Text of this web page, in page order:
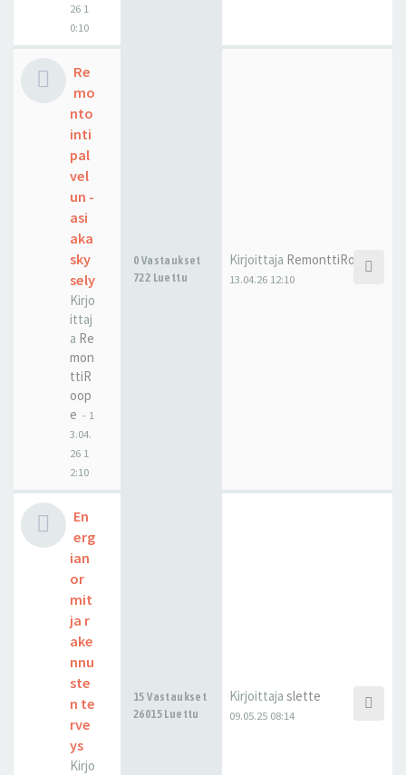
26 1
0:10
Re
mo
nto
inti
pal
vel
un -
asi
aka
sky
sely
Kirjo
ittaj
a Re
mon
ttiR
oop
e - 1
3.04.
26 1
2:10
0 Vastaukset
722 Luettu
Kirjoittaja RemonttiRoope
13.04.26 12:10
En
erg
ian
or
mit
ja r
ake
nnu
ste
n te
rve
ys
Kirjo
15 Vastaukset
26015 Luettu
Kirjoittaja slette
09.05.25 08:14